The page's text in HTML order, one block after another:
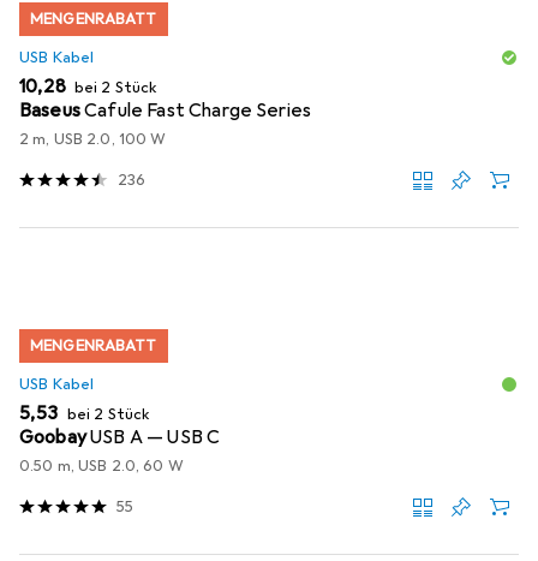
MENGENRABATT
USB Kabel
EUR
10,28 bei 2 Stück
BaseusCafule Fast Charge Series
2 m, USB 2.0, 100 W
236
MENGENRABATT
USB Kabel
EUR
5,53 bei 2 Stück
GoobayUSB A — USB C
0.50 m, USB 2.0, 60 W
55